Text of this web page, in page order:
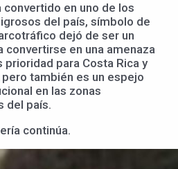
convertido en uno de los
del país, símbolo de
dejó de ser un
convertirse en una amenaza
prioridad para Costa Rica y
también es un espejo
en las zonas
del país.
continúa.